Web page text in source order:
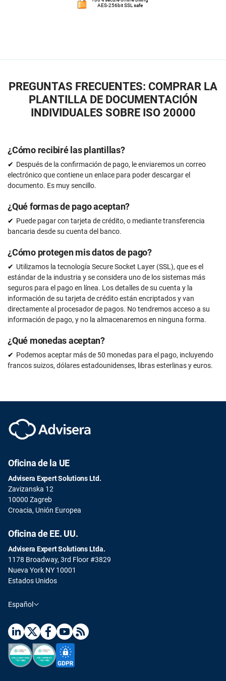
AES-256bit SSL safe
PREGUNTAS FRECUENTES: COMPRAR LA
PLANTILLA DE DOCUMENTACIÓN
INDIVIDUALES SOBRE ISO 20000
¿Cómo recibiré las plantillas?
Después de la confirmación de pago, le enviaremos un correo
electrónico que contiene un enlace para poder descargar el
documento. Es muy sencillo.
¿Qué formas de pago aceptan?
Puede pagar con tarjeta de crédito, o mediante transferencia
bancaria desde su cuenta del banco.
¿Cómo protegen mis datos de pago?
Utilizamos la tecnología Secure Socket Layer (SSL), que es el
estándar de la industria y se considera uno de los sistemas más
seguros para el pago en línea. Los detalles de su cuenta y la
información de su tarjeta de crédito están encriptados y van
directamente al procesador de pagos. No tendremos acceso a su
información de pago, y no la almacenaremos en ninguna forma.
¿Qué monedas aceptan?
Podemos aceptar más de 50 monedas para el pago, incluyendo
francos suizos, dólares estadounidenses, libras esterlinas y euros.
Oficina de la UE
Advisera Expert Solutions Ltd.
Zavizanska 12
10000 Zagreb
Croacia, Unión Europea
Oficina de EE. UU.
Advisera Expert Solutions Ltda.
1178 Broadway, 3rd Floor #3829
Nueva York NY 10001
Estados Unidos
Español